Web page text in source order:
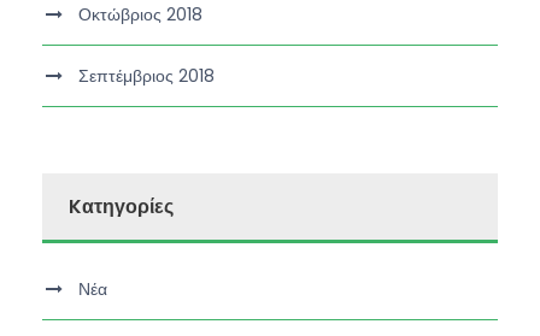
Οκτώβριος 2018
Σεπτέμβριος 2018
Kατηγορίες
Νέα